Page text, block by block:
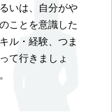
いは、自分がや
ことを意識した
ル・経験、つま
て行きましょ